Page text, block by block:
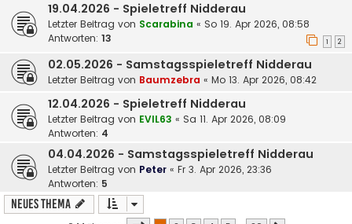
19.04.2026 - Spieletreff Nidderau
Letzter Beitrag von Scarabina « So 19. Apr 2026, 08:58
Antworten: 13 1 2
02.05.2026 - Samstagsspieletreff Nidderau
Letzter Beitrag von Baumzebra « Mo 13. Apr 2026, 08:42
12.04.2026 - Spieletreff Nidderau
Letzter Beitrag von EVIL63 « Sa 11. Apr 2026, 08:09
Antworten: 4
04.04.2026 - Samstagsspieletreff Nidderau
Letzter Beitrag von Peter « Fr 3. Apr 2026, 23:36
Antworten: 5
Neues Thema